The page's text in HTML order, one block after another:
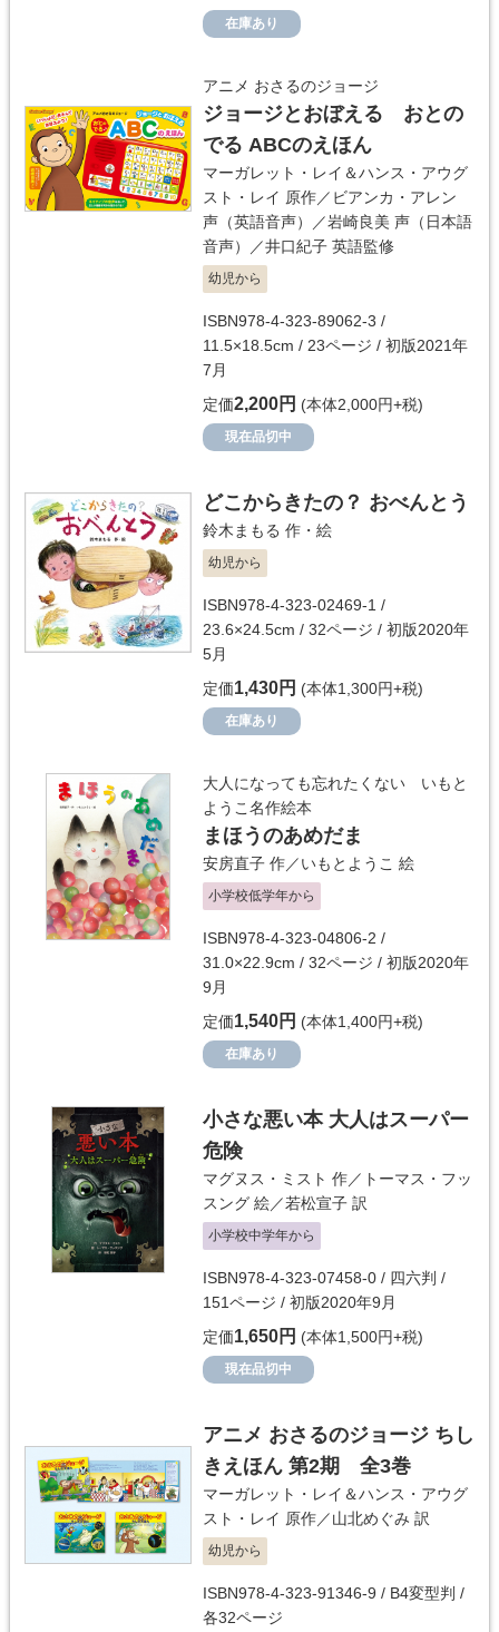
在庫あり
アニメ おさるのジョージ
ジョージとおぼえる おとの
でる ABCのえほん
マーガレット・レイ＆ハンス・アウグ
スト・レイ 原作／ ビアンカ・アレン
声（英語音声）／岩崎良美 声（日本語
音声）／井口紀子 英語監修
幼児から
ISBN978-4-323-89062-3 /
11.5×18.5cm / 23ページ / 初版2021年
7月
定価2,200円 (本体2,000円+税)
現在品切中
どこからきたの？ おべんとう
鈴木まもる 作・絵
幼児から
ISBN978-4-323-02469-1 /
23.6×24.5cm / 32ページ / 初版2020年
5月
定価1,430円 (本体1,300円+税)
在庫あり
大人になっても忘れたくない いもと
ようこ名作絵本
まほうのあめだま
安房直子 作／いもとようこ 絵
小学校低学年から
ISBN978-4-323-04806-2 /
31.0×22.9cm / 32ページ / 初版2020年
9月
定価1,540円 (本体1,400円+税)
在庫あり
小さな悪い本 大人はスーパー
危険
マグヌス・ミスト 作／ トーマス・フッ
スング 絵／若松宣子 訳
小学校中学年から
ISBN978-4-323-07458-0 / 四六判 /
151ページ / 初版2020年9月
定価1,650円 (本体1,500円+税)
現在品切中
アニメ おさるのジョージ ちし
きえほん 第2期 全3巻
マーガレット・レイ＆ハンス・アウグ
スト・レイ 原作／山北めぐみ 訳
幼児から
ISBN978-4-323-91346-9 / B4変型判 /
各32ページ